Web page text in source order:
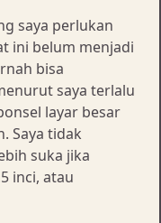
saya perlukan
ini belum menjadi
bisa
saya terlalu
layar besar
Saya tidak
suka jika
inci, atau